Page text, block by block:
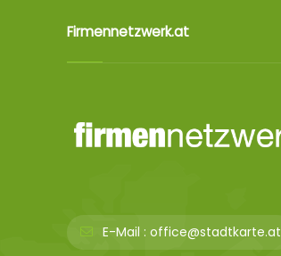
Firmennetzwerk.at
E-Mail : office@stadtkarte.at